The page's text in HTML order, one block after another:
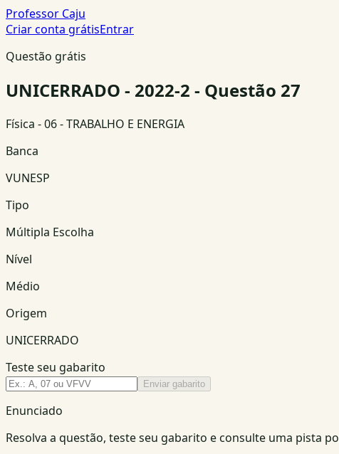
Professor Caju
Criar conta grátisEntrar
Questão grátis
UNICERRADO - 2022-2 - Questão 27
Física - 06 - TRABALHO E ENERGIA
Banca
VUNESP
Tipo
Múltipla Escolha
Nível
Médio
Origem
UNICERRADO
Teste seu gabarito
Enviar gabarito
Enunciado
Resolva a questão, teste seu gabarito e consulte uma pista